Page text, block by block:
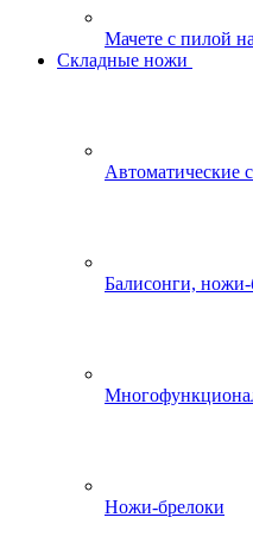
Мачете с пилой
Складные ножи
Автоматические
Балисонги, ножи-
Ножи-брелоки